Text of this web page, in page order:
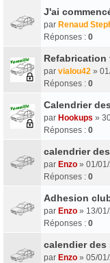
J'ai
par Renaud
Réponses : 0
Refabrication
par vialou42 »
Réponses : 0
Calendrier
par Hookups »
Réponses : 0
calendrier
par Enzo » 01/
Réponses : 0
Adhesion
par Enzo » 13/
Réponses : 0
calendier des
par Enzo » 05/